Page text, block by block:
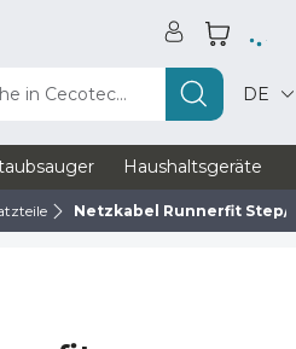
in Cecotec... DE
Haushaltsgeräte
Netzkabel Runnerfit Step/